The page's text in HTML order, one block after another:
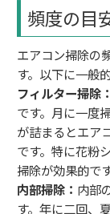
頻度の目
エアコン掃除の
す。以下に一般
フィルター掃除：
です。月に一度
が詰まるとエア
です。特に花粉
掃除が効果的です
内部掃除： 内部
す。年に二回、